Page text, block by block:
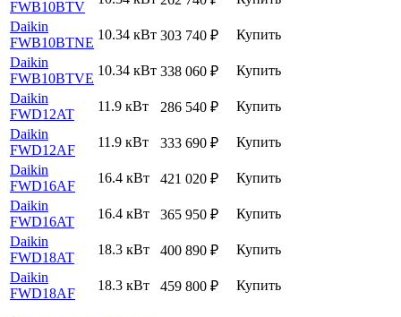
FWB10BTV
Daikin
FWB10BTNE
10.34 кВт 303 740 ₽
Купить
Daikin
FWB10BTVE
10.34 кВт 338 060 ₽
Купить
Daikin
FWD12AT
11.9 кВт 286 540 ₽
Купить
Daikin
FWD12AF
11.9 кВт 333 690 ₽
Купить
Daikin
FWD16AF
16.4 кВт 421 020 ₽
Купить
Daikin
FWD16AT
16.4 кВт 365 950 ₽
Купить
Daikin
FWD18AT
18.3 кВт 400 890 ₽
Купить
Daikin
FWD18AF
18.3 кВт 459 800 ₽ Купить